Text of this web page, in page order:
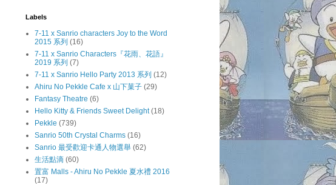
Labels
7-11 x Sanrio characters Joy to the Word
2015 系列 (16)
7-11 x Sanrio Characters『花雨、花語』
2019 系列 (7)
7-11 x Sanrio Hello Party 2013 系列 (12)
Ahiru No Pekkle Cafe x 山下菓子 (29)
Fantasy Theatre (6)
Hello Kitty & Friends Sweet Delight (18)
Pekkle (739)
Sanrio 50th Crystal Charms (16)
Sanrio 最受歡迎卡通人物選舉 (62)
生活點滴 (60)
置富 Malls - Ahiru No Pekkle 夏水禮 2016
(17)